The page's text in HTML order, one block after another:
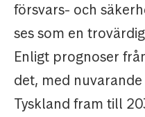
försvars- och
ses som en
Enligt prognoser
det, med
Tyskland fram till